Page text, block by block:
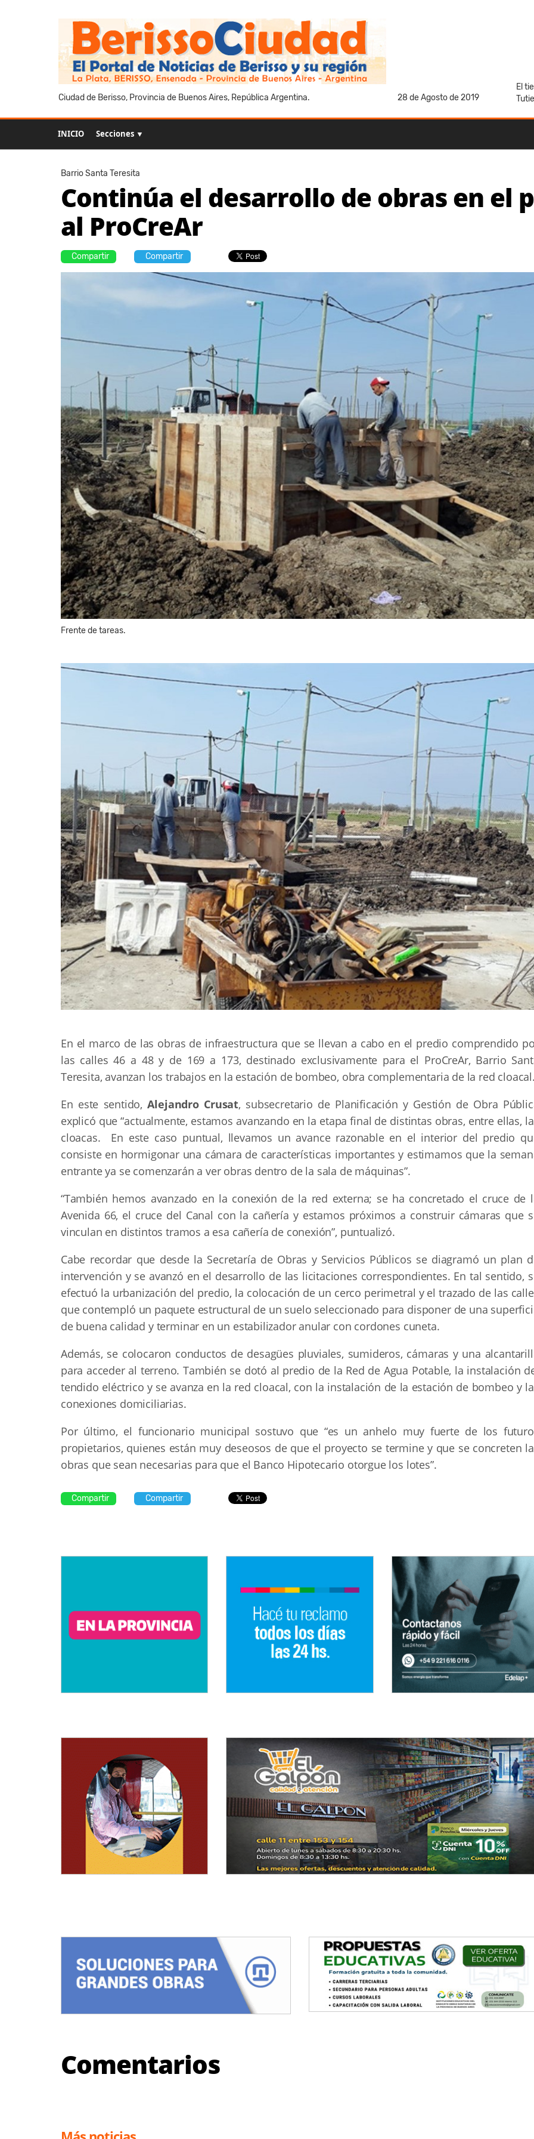
Ciudad de Berisso, Provincia de Buenos Aires, República Argentina. 28 de Agosto de 2019
El
INICIO Secciones ▼
Barrio Santa Teresita
Continúa el desarrollo de obras en el
al ProCreAr
Compartir Compartir
Frente de tareas.
En el marco de las obras de infraestructura que se llevan a cabo en el predio comprendido
las calles 46 a 48 y de 169 a 173, destinado exclusivamente para el ProCreAr, Barrio
Teresita, avanzan los trabajos en la estación de bombeo, obra complementaria de la red
En este sentido,Alejandro Crusat, subsecretario de Planificación y Gestión de Obra
explicó que “actualmente, estamos avanzando en la etapa final de distintas obras, entre ellas,
cloacas. En este caso puntual, llevamos un avance razonable en el interior del predio
consiste en hormigonar una cámara de características importantes y estimamos que la
entrante ya se comenzarán a ver obras dentro de la sala de máquinas”.
“También hemos avanzado en la conexión de la red externa; se ha concretado el cruce de
Avenida 66, el cruce del Canal con la cañería y estamos próximos a construir cámaras que
vinculan en distintos tramos a esa cañería de conexión”, puntualizó.
Cabe recordar que desde la Secretaría de Obras y Servicios Públicos se diagramó un plan
intervención y se avanzó en el desarrollo de las licitaciones correspondientes. En tal sentido,
efectuó la urbanización del predio, la colocación de un cerco perimetral y el trazado de las
que contempló un paquete estructural de un suelo seleccionado para disponer de una
de buena calidad y terminar en un estabilizador anular con cordones cuneta.
Además, se colocaron conductos de desagües pluviales, sumideros, cámaras y una
para acceder al terreno. También se dotó al predio de la Red de Agua Potable, la instalación
tendido eléctrico y se avanza en la red cloacal, con la instalación de la estación de bombeo y
conexiones domiciliarias.
Por último, el funcionario municipal sostuvo que “es un anhelo muy fuerte de los
propietarios, quienes están muy deseosos de que el proyecto se termine y que se concreten
obras que sean necesarias para que el Banco Hipotecario otorgue los lotes”.
Compartir Compartir
Comentarios